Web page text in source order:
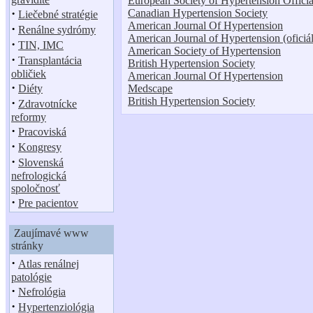
· Liečebné stratégie
· Renálne sydrómy
· TIN, IMC
· Transplantácia
obličiek
· Diéty
· Zdravotnícke
reformy
· Pracoviská
· Kongresy
· Slovenská
nefrologická
spoločnosť
· Pre pacientov
Zaujímavé www
stránky
· Atlas renálnej
patológie
· Nefrológia
· Hypertenziológia
Canadian Hypertension Society
American Journal Of Hypertension
American Journal of Hypertension
American Society of Hypertension
British Hypertension Society
American Journal Of Hypertension
Medscape
British Hypertension Society